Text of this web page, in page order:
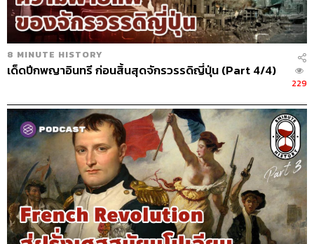
8 MINUTE HISTORY
เด็ดปีกพญาอินทรี ก่อนสิ้นสุดจักรวรรดิญี่ปุ่น (Part 4/4)
229